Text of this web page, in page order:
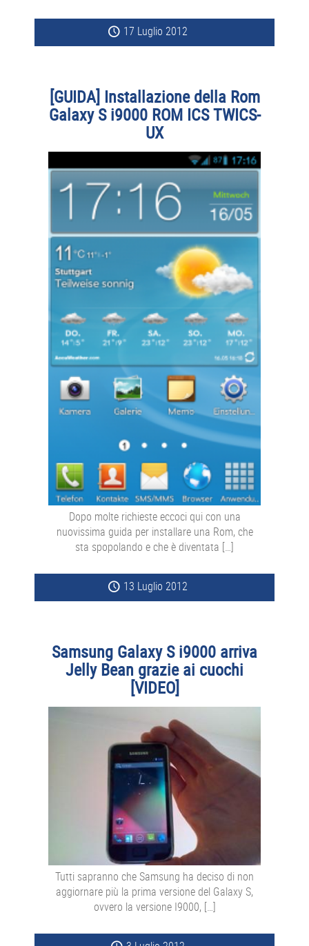
17 Luglio 2012
[GUIDA] Installazione della Rom
Galaxy S i9000 ROM ICS TWICS-
UX
Dopo molte richieste eccoci qui con una
nuovissima guida per installare una Rom, che
sta spopolando e che è diventata […]
13 Luglio 2012
Samsung Galaxy S i9000 arriva
Jelly Bean grazie ai cuochi
[VIDEO]
Tutti sapranno che Samsung ha deciso di non
aggiornare più la prima versione del Galaxy S,
ovvero la versione I9000, […]